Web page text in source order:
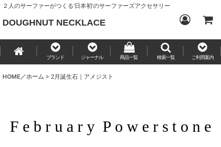
２人のサーファーがつくる‘日本初’のサーファーズアクセサリー
DOUGHNUT NECKLACE
ブランド ジャーナル 商品一覧 検索一覧 ご利用案内
HOME／ホーム > 2月誕生石｜アメジスト
F e b r u a r y P o w e r s t o n e